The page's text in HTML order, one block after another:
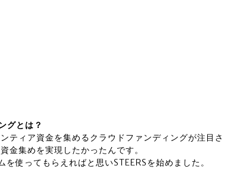
グとは？
ティア資金を集めるクラウドファンディングが注目さ
金集めを実現したかったんです。
使ってもらえればと思いSTEERSを始めました。